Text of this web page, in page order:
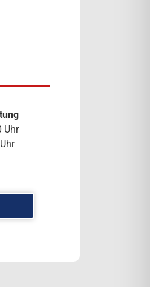
Uhr